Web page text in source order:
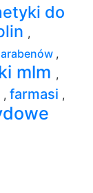
do
,
,
mlm ,
, farmasi ,